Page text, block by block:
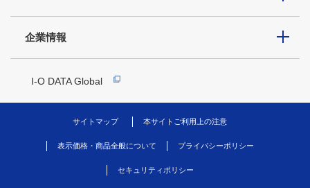
企業情報
I-O DATA Global
サイトマップ 本サイトご利用上の注意
表示価格・商品全般について プライバシーポリシー
セキュリティポリシー